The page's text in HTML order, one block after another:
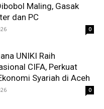
Maling, Gasak
dan PC
0
UNIKI Raih
CIFA, Perkuat
Syariah di Aceh
0